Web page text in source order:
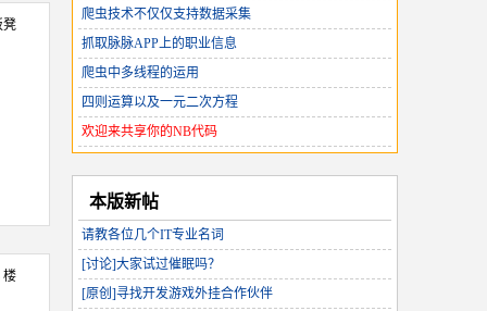
凳
楼
爬虫技术不仅仅支持数据采集
抓取脉脉APP上的职业信息
爬虫中多线程的运用
四则运算以及一元二次方程
欢迎来共享你的NB代码
本版新帖
请教各位几个IT专业名词
[讨论]大家试过催眠吗？
[原创]寻找开发游戏外挂合作伙伴